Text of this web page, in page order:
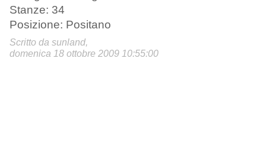
Stanze: 34
Posizione: Positano
Scritto da sunland,
domenica 18 ottobre 2009 10:55:00